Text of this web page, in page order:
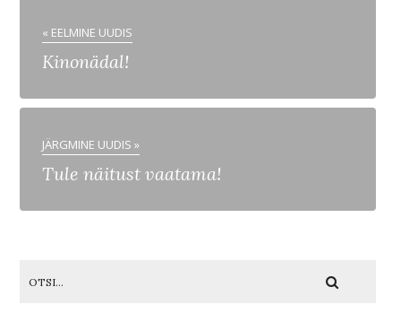
« EELMINE UUDIS
Kinonädal!
JÄRGMINE UUDIS »
Tule näitust vaatama!